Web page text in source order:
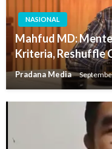
NASIONAL
Mahfud MD:
Kriteria, Reshuffle
Pradana Media